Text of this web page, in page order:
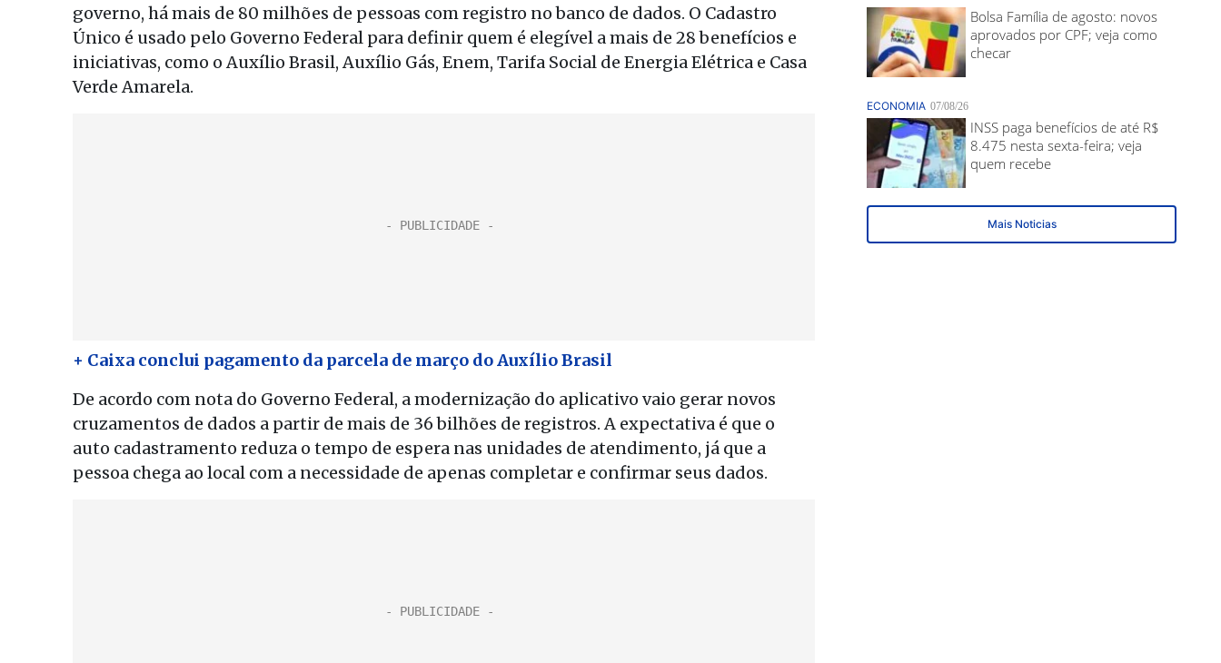
governo, há mais de 80 milhões de pessoas com registro no banco de dados. O Cadastro
Único é usado pelo Governo Federal para definir quem é elegível a mais de 28 benefícios e
iniciativas, como o Auxílio Brasil, Auxílio Gás, Enem, Tarifa Social de Energia Elétrica e Casa
Verde Amarela.
+ Caixa conclui pagamento da parcela de março do Auxílio Brasil
De acordo com nota do Governo Federal, a modernização do aplicativo vaio gerar novos
cruzamentos de dados a partir de mais de 36 bilhões de registros. A expectativa é que o
auto cadastramento reduza o tempo de espera nas unidades de atendimento, já que a
pessoa chega ao local com a necessidade de apenas completar e confirmar seus dados.